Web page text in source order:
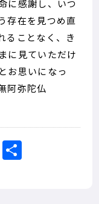
に感謝し、いつ
存在を見つめ直
ることなく、き
に見ていただけ
お思いになっ
阿弥陀仏
Email